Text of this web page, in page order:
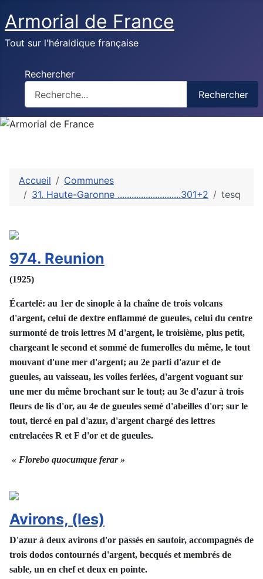
Armorial de France
Tout sur l'héraldique française
Rechercher
Rechercher
Accueil
Communes
31. Haute-Garonne ...........................301+2
tesq
974. Reunion
(1925)
Écartelé: au 1er de sinople à la chaîne de trois volcans
d'argent, celui de dextre enflammé de gueules, celui du centre
surmonté de trois lettres M d'argent, le troisième, plus petit,
chargeant le second et sommé de fumerolles du même, le tout
mouvant d'une mer d'argent; au 2e parti d'azur et de
gueules, au vaisseau, les voiles ferlées, d'argent voguant sur
une mer du même brochant sur le tout; au 3e d'azur à trois
fleurs de lis d'or, au 4e de gueules semé d'abeilles d'or; sur le
tout, tiercé en pal d'azur, d'argent chargé des lettres
entrelacées R et F d'or et de gueules.
« Florebo quocumque ferar »
Avirons, (les)
D'azur à deux avirons d'or passés en sautoir, accompagnés de
trois dodos contournés d'argent, becqués et membrés de
sable, un en chef et deux en pointe.